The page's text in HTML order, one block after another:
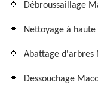
Débroussaillage
Nettoyage à
Abattage d'arbres
Dessouchage